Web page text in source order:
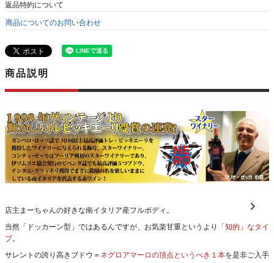
返品特約について
商品についてのお問い合わせ
商品説明
店主まーちゃんの好きな南イタリア産フルボディ。
当然「ドッカーン型」ではあるんですが、お気楽甘重というより
「知的」なタイ
プ。
サレントの誇り高きブドウ＝ ネグロアマーロの頂点というべき１本を是非ご入手